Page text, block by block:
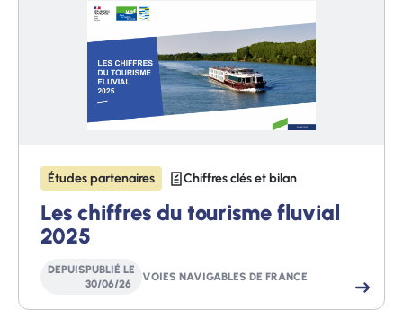
Études partenaires Chiffres clés et bilan
Les chiffres du tourisme fluvial
2025
DEPUISPUBLIÉ LE
30/06/26
VOIES NAVIGABLES DE FRANCE